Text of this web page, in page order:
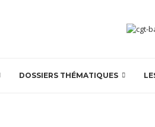
DOSSIERS THÉMATIQUES